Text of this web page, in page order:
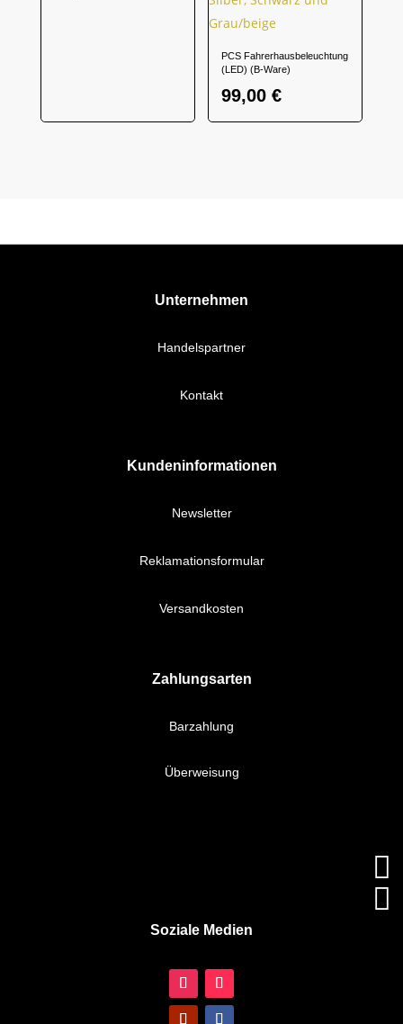
PCS Fahrerhausbeleuchtung
(LED) (B-Ware)
99,00€
Unternehmen
Handelspartner
Kontakt
Kundeninformationen
Newsletter
Reklamationsformular
Versandkosten
Zahlungsarten
Barzahlung
Überweisung
Soziale Medien

